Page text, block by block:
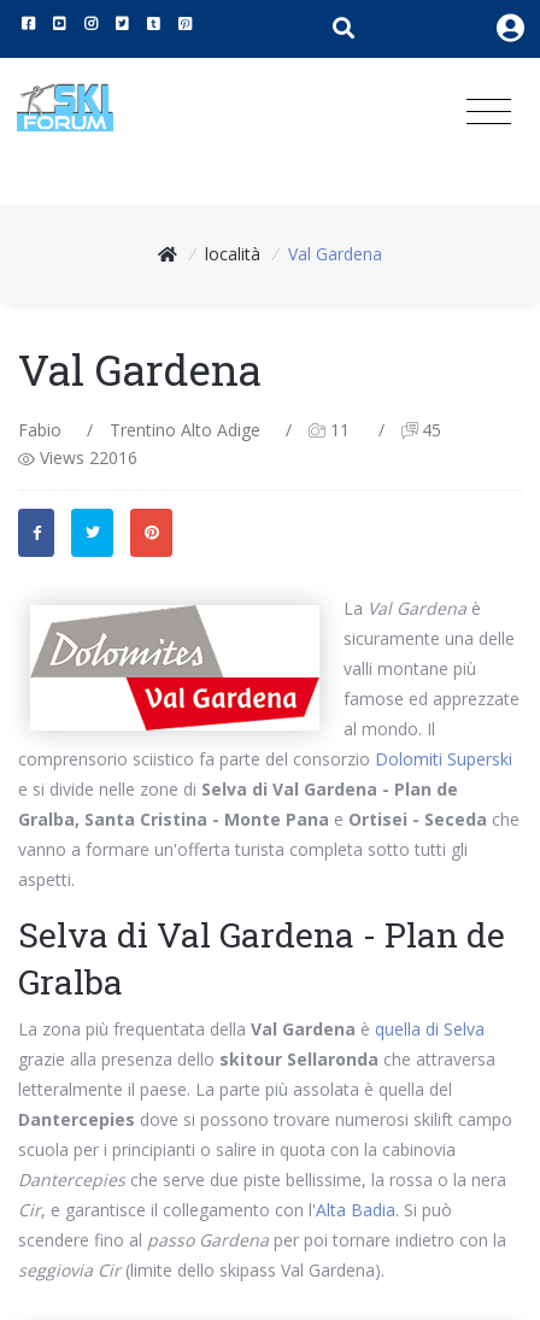
/ località / Val Gardena
Val Gardena
Fabio / Trentino Alto Adige / 11 /
45
Views 22016
La Val Gardenaè
sicuramente una delle
valli montane più
famose ed apprezzate
al mondo. Il
comprensorio sciistico fa parte del consorzio Dolomiti Superski
e si divide nelle zone di Selva di Val Gardena - Plan de
Gralba, Santa Cristina - Monte Pana e Ortisei - Seceda che
vanno a formare un'offerta turista completa sotto tutti gli
aspetti.
Selva di Val Gardena - Plan de
Gralba
La zona più frequentata della Val Gardena è quella di Selva
grazie alla presenza dello skitour Sellaronda che attraversa
letteralmente il paese. La parte più assolata è quella del
Dantercepies dove si possono trovare numerosi skilift campo
scuola per i principianti o salire in quota con la cabinovia
Dantercepies che serve due piste bellissime, la rossa o la nera
Cir, e garantisce il collegamento con l'Alta Badia. Si può
scendere fino al passo Gardena per poi tornare indietro con la
seggiovia Cir (limite dello skipass Val Gardena).